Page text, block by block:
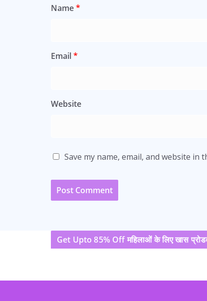
Name*
Email*
Website
Save my name, email, and website
Get Upto 85% Off महिलाओं के लिए खास